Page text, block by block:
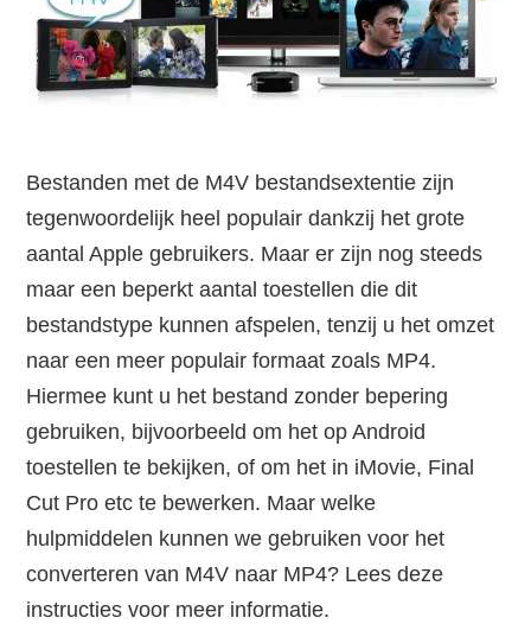
Bestanden met de M4V bestandsextentie zijn
tegenwoordelijk heel populair dankzij het grote
aantal Apple gebruikers. Maar er zijn nog steeds
maar een beperkt aantal toestellen die dit
bestandstype kunnen afspelen, tenzij u het omzet
naar een meer populair formaat zoals MP4.
Hiermee kunt u het bestand zonder bepering
gebruiken, bijvoorbeeld om het op Android
toestellen te bekijken, of om het in iMovie, Final
Cut Pro etc te bewerken. Maar welke
hulpmiddelen kunnen we gebruiken voor het
converteren van M4V naar MP4? Lees deze
instructies voor meer informatie.